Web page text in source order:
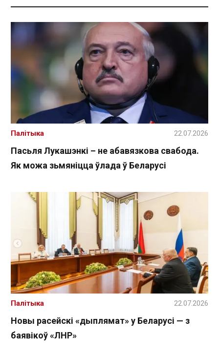
Пасьля Лукашэнкі – не абавязкова свабода.
Як можа зьмяніцца ўлада ў Беларусі
Палітыка 22.07.2026
Новы расейскі «дыплямат» у Беларусі — з
баявікоў «ЛНР»
Палітыка 22.07.2026